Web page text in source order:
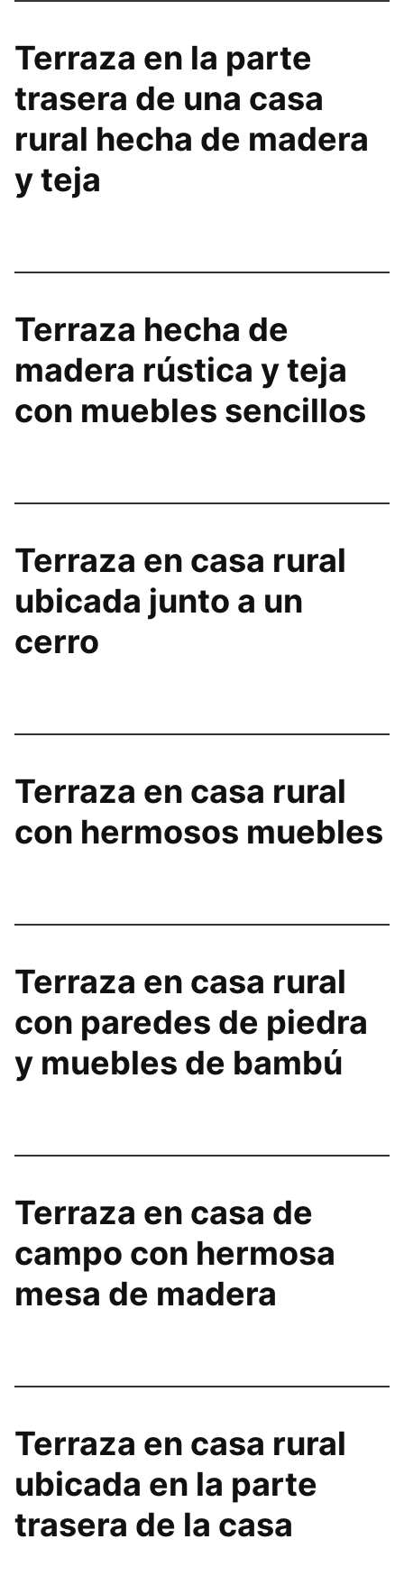
Terraza en la parte
trasera de una casa
rural hecha de madera
y teja
Terraza hecha de
madera rústica y teja
con muebles sencillos
Terraza en casa rural
ubicada junto a un
cerro
Terraza en casa rural
con hermosos muebles
Terraza en casa rural
con paredes de piedra
y muebles de bambú
Terraza en casa de
campo con hermosa
mesa de madera
Terraza en casa rural
ubicada en la parte
trasera de la casa